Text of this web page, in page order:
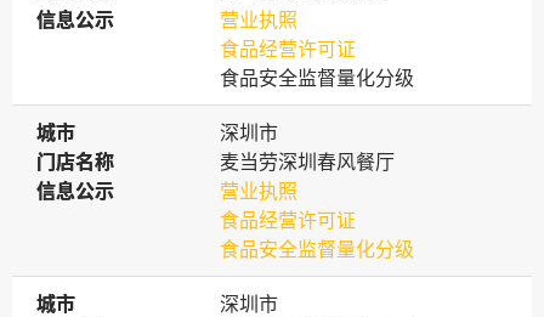
信息公示
信息公示
营业执照
食品经营许可证
食品安全监督量化分级
城市
城市
深圳市
门店名称
门店名称
麦当劳深圳春风餐厅
信息公示
信息公示
营业执照
食品经营许可证
食品安全监督量化分级
城市
城市
深圳市